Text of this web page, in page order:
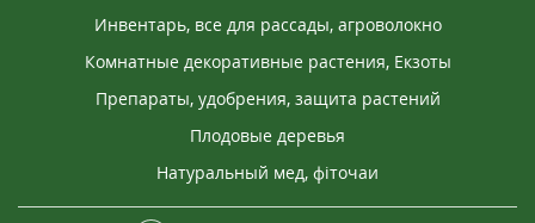
Инвентарь, все для рассады, агроволокно
Комнатные декоративные растения, Екзоты
Препараты, удобрения, защита растений
Плодовые деревья
Натуральный мед, фіточаи